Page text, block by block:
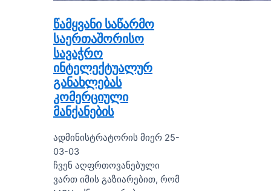
წამყვანი საწარმო
საერთაშორისო
სავაჭრო
ინტელექტუალურ
განახლებას
კომერციული
მანქანების
ადმინისტრატორის მიერ 25-
03-03
ჩვენ აღფრთოვანებული
ვართ იმის გაზიარებით, რომ